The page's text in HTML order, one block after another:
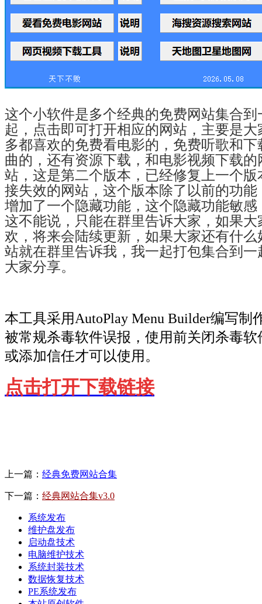
这个小软件是多个经典的免费网站集合到
起，点击即可打开相应的网站，主要是大
多都喜欢的免费看电影的，免费听歌和下
曲的，还有资源下载，和电影视频下载的
站，这是第二个版本，已经修复上一个版
接失效的网站，这个版本除了以前的功能
增加了一个隐藏功能，这个隐藏功能敏感
这不能说，只能在群里告诉大家，如果大
欢，将来会陆续更新，如果大家还有什么
站就在群里告诉我，我一起打包集合到一
大家分享。
本工具采用AutoPlay Menu Builder编写制
被常规杀毒软件误报，使用前关闭杀毒软
或添加信任才可以使用。
点击打开下载链接
上一篇： 经典免费网站合集
下一篇： 经典网站合集v3.0
系统发布
维护盘发布
启动盘技术
电脑维护技术
系统封装技术
数据恢复技术
PE系统发布